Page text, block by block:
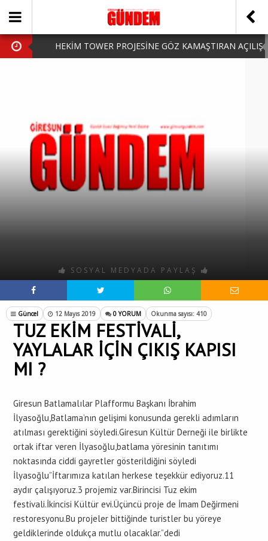
HEKİM TOWER PROJESİNE GÖZ KAMAŞTIRAN AÇILIŞ
HARUN CİCİ: VİDEOYU GÖRÜNCE GÖZLERİM DOLDU
SOSYAL MEDYADA PAYLAŞ
Güncel 12 Mayıs 2019 0 YORUM Okunma sayısı: 410
TUZ EKİM FESTİVALİ,
YAYLALAR İÇİN ÇIKIŞ KAPISI
MI ?
Giresun Batlamalılar Plafformu Başkanı İbrahim
İlyasoğlu,Batlama’nın gelişimi konusunda gerekli adımların
atılması gerektiğini söyledi.Giresun Kültür Derneği ile birlikte
ortak iftar veren İlyasoğlu,batlama yöresinin tanıtımı
noktasında ciddi gayretler gösterildiğini söyledi
İlyasoğlu”İftarımıza katılan herkese teşekkür ediyoruz.11
aydır çalışıyoruz.3 projemiz var.Birincisi Tuz ekim
festivali.İkincisi Kültür evi.Üçüncü proje de İmam Değirmeni
restoresyonu.Bu projeler bittiğinde turistler bu yöreye
geldiklerinde oldukça mutlu olacaklar.”dedi